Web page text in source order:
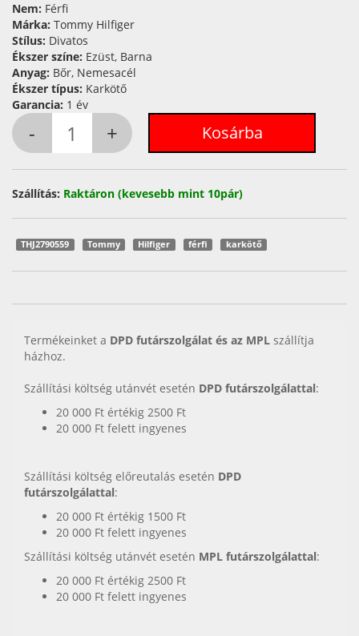
Nem: Férfi
Márka: Tommy Hilfiger
Stílus: Divatos
Ékszer színe: Ezüst, Barna
Anyag: Bőr, Nemesacél
Ékszer típus: Karkötő
Garancia: 1 év
Szállítás: Raktáron (kevesebb mint 10pár)
THJ2790559 Tommy Hilfiger férfi karkötő
Termékeinket a DPD futárszolgálat és az MPL szállítja
házhoz.
Szállítási költség utánvét esetén DPD futárszolgálattal:
20 000 Ft értékig 2500 Ft
20 000 Ft felett ingyenes
Szállítási költség előreutalás esetén DPD
futárszolgálattal:
20 000 Ft értékig 1500 Ft
20 000 Ft felett ingyenes
Szállítási költség utánvét esetén MPL futárszolgálattal:
20 000 Ft értékig 2500 Ft
20 000 Ft felett ingyenes